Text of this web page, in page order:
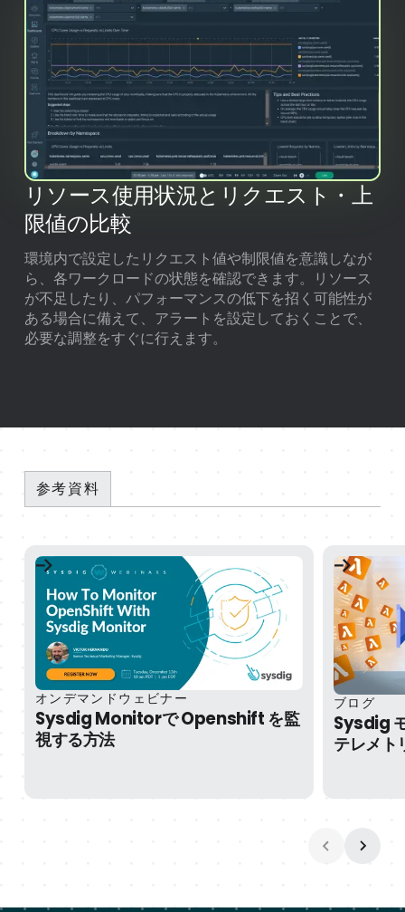
リソース使用状況とリクエスト・上
限値の比較
環境内で設定したリクエスト値や制限値を意識しなが
ら、各ワークロードの状態を確認できます。リソース
が不足したり、パフォーマンスの低下を招く可能性が
ある場合に備えて、アラートを設定しておくことで、
必要な調整をすぐに行えます。
参考資料
オンデマンドウェビナー
Sysdig Monitorで Openshift を監
視する方法
Sysdig Monitorで Openshift を監視する方法 ブログ
Sysdig
テレメト
Sysdig モ